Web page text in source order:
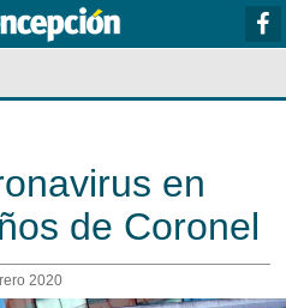
en
de Coronel
2020